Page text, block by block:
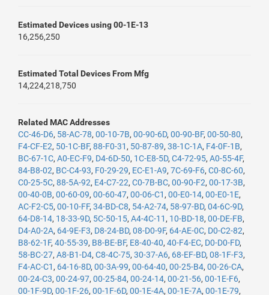
Estimated Devices using 00-1E-13
16,256,250
Estimated Total Devices From Mfg
14,224,218,750
Related MAC Addresses
CC-46-D6, 58-AC-78, 00-10-7B, 00-90-6D, 00-90-BF, 00-50-80,
F4-CF-E2, 50-1C-BF, 88-F0-31 , 50-87-89, 38-1C-1A, F4-0F-1B,
BC-67-1C, A0-EC-F9, D4-6D-50, 1C-E8-5D, C4-72-95, A0-55-4F,
84-B8-02, BC-C4-93, F0-29-29, EC-E1-A9, 7C-69-F6, C0-8C-60,
C0-25-5C, 88-5A-92, E4-C7-22, C0-7B-BC, 00-90-F2, 00-17-3B,
00-40-0B, 00-60-09, 00-60-47, 00-06-C1 , 00-E0-14, 00-E0-1E,
AC-F2-C5, 00-10-FF, 34-BD-C8, 54-A2-74, 58-97-BD, 04-6C-9D,
64-D8-14, 18-33-9D, 5C-50-15, A4-4C-11 , 10-BD-18, 00-DE-FB,
D4-A0-2A, 64-9E-F3, D8-24-BD, 08-D0-9F, 64-AE-0C, D0-C2-82,
B8-62-1F, 40-55-39, B8-BE-BF, E8-40-40, 40-F4-EC, D0-D0-FD,
58-BC-27, A8-B1-D4, C8-4C-75, 30-37-A6, 68-EF-BD, 08-1F-F3,
F4-AC-C1 , 64-16-8D, 00-3A-99, 00-64-40, 00-25-B4, 00-26-CA,
00-24-C3, 00-24-97, 00-25-84, 00-24-14, 00-21-56, 00-1E-F6,
00-1F-9D, 00-1F-26, 00-1F-6D, 00-1E-4A, 00-1E-7A, 00-1E-79,